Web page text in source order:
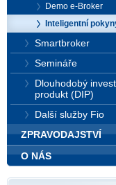
Demo e-Broker
Inteligentní
Smartbroker
Semináře
Dlouhodobý
produkt (DIP)
Další služby Fio
ZPRAVODAJSTVÍ
O NÁS